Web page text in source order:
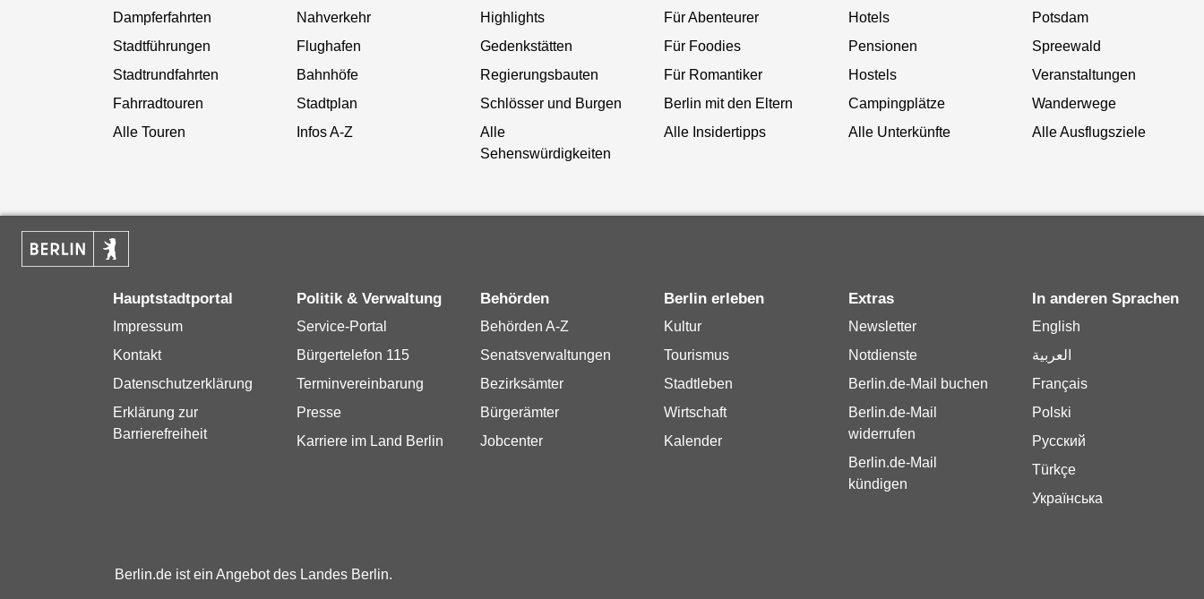
Dampferfahrten
Stadtführungen
Stadtrundfahrten
Fahrradtouren
Alle Touren
Nahverkehr
Flughafen
Bahnhöfe
Stadtplan
Infos A-Z
Highlights
Gedenkstätten
Regierungsbauten
Schlösser und Burgen
Alle
Sehenswürdigkeiten
Für Abenteurer
Für Foodies
Für Romantiker
Berlin mit den Eltern
Alle Insidertipps
Hotels
Pensionen
Hostels
Campingplätze
Alle Unterkünfte
Potsdam
Spreewald
Veranstaltungen
Wanderwege
Alle Ausflugsziele
Hauptstadtportal
Impressum
Kontakt
Datenschutzerklärung
Erklärung zur
Barrierefreiheit
Politik & Verwaltung
Service-Portal
Bürgertelefon 115
Terminvereinbarung
Presse
Karriere im Land Berlin
Behörden
Behörden A-Z
Senatsverwaltungen
Bezirksämter
Bürgerämter
Jobcenter
Berlin erleben
Kultur
Tourismus
Stadtleben
Wirtschaft
Kalender
Extras
Newsletter
Notdienste
Berlin.de-Mail buchen
Berlin.de-Mail
widerrufen
Berlin.de-Mail
kündigen
In anderen Sprachen
English
العربية
Français
Polski
Русский
Türkçe
Українська
Berlin.de ist ein Angebot des Landes Berlin.